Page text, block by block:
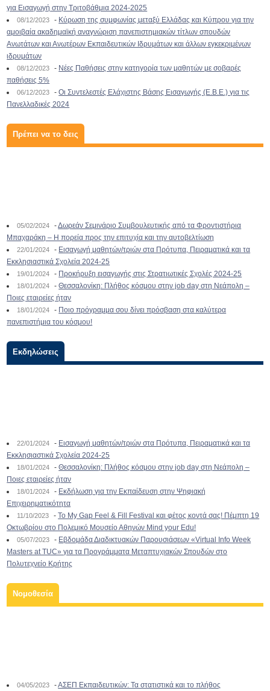
για Εισαγωγή στην Τριτοβάθμια 2024-2025
08/12/2023 - Κύρωση της συμφωνίας μεταξύ Ελλάδας και Κύπρου για την
αμοιβαία ακαδημαϊκή αναγνώριση πανεπιστημιακών τίτλων σπουδών
Ανωτάτων και Ανωτέρων Εκπαιδευτικών Ιδρυμάτων και άλλων εγκεκριμένων
ιδρυμάτων
08/12/2023 - Νέες Παθήσεις στην κατηγορία των μαθητών με σοβαρές
παθήσεις 5%
06/12/2023 -Οι Συντελεστές Ελάχιστης Βάσης Εισαγωγής (Ε.Β.Ε.) για τις
Πανελλαδικές 2024
Πρέπει να το δεις
05/02/2024 -Δωρεάν Σεμινάριο Συμβουλευτικής από τα Φροντιστήρια
Μπαχαράκη – Η πορεία προς την επιτυχία και την αυτοβελτίωση
22/01/2024 - Εισαγωγή μαθητών/τριών στα Πρότυπα, Πειραματικά και τα
Εκκλησιαστικά Σχολεία 2024-25
19/01/2024 - Προκήρυξη εισαγωγής στις Στρατιωτικές Σχολές 2024-25
18/01/2024 -Θεσσαλονίκη: Πλήθος κόσμου στην job day στη Νεάπολη –
Ποιες εταιρείες ήταν
18/01/2024 - Ποιο πρόγραμμα σου δίνει πρόσβαση στα καλύτερα
πανεπιστήμια του κόσμου!
Εκδηλώσεις
22/01/2024 - Εισαγωγή μαθητών/τριών στα Πρότυπα, Πειραματικά και τα
Εκκλησιαστικά Σχολεία 2024-25
18/01/2024 -Θεσσαλονίκη: Πλήθος κόσμου στην job day στη Νεάπολη –
Ποιες εταιρείες ήταν
18/01/2024 - Εκδήλωση για την Εκπαίδευση στην Ψηφιακή
Επιχειρηματικότητα
11/10/2023 -To My Gap Feel & Fill Festival και φέτος κοντά σας! Πέμπτη 19
Οκτωβρίου στο Πολεμικό Μουσείο Αθηνών Mind your Edu!
05/07/2023 - Εβδομάδα Διαδικτυακών Παρουσιάσεων «Virtual Info Week
Masters at TUC» για τα Προγράμματα Μεταπτυχιακών Σπουδών στο
Πολυτεχνείο Κρήτης
Νομοθεσία
04/05/2023 -ΑΣΕΠ Εκπαιδευτικών: Τα στατιστικά και το πλήθος